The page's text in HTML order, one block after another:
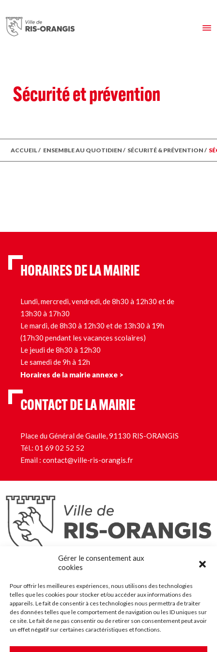
Gérer le consentement aux
cookies
Pour offrir les meilleures expériences, nous utilisons des technologies
telles que les cookies pour stocker et/ou accéder aux informations des
appareils. Le fait de consentir à ces technologies nous permettra de traiter
des données telles que le comportement de navigation ou les ID uniques sur
ce site. Le fait de ne pas consentir ou de retirer son consentement peut avoir
un effet négatif sur certaines caractéristiques et fonctions.
Sécurité et prévention
ACCUEIL/ ENSEMBLE AU QUOTIDIEN / SÉCURITÉ & PRÉVENTION /
HORAIRES DE LA MAIRIE
Lundi, mercredi, vendredi, de 8h30 à 12h30 et de
13h30 à 17h30
Le mardi, de 8h30 à 12h30 et de 13h30 à 19h
(17h30 pendant les vacances scolaires)
Le jeudi de 8h30 à 12h30
Le samedi de 9h à 12h
Horaires de la mairie annexe >
CONTACT DE LA MAIRIE
Place du Général de Gaulle, 91130 RIS-ORANGIS
Tél.: 01 69 02 52 52
Email : contact@ville-ris-orangis.fr
Ris-Orangis
@2022 — Tous droits réservés
Plan du site
Contact
Accessibilité
Crédits